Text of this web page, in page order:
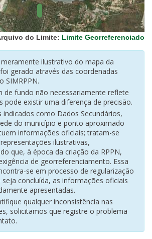
do Limite: Limite Georreferenciado
ilustrativo do mapa da
gerado através das coordenadas
SIMRPPN.
de fundo não necessariamente reflete
pode existir uma diferença de precisão.
indicados como Dados Secundários,
do município e ponto aproximado
informações oficiais; tratam-se
ilustrativas,
que, à época da criação da RPPN,
de georreferenciamento. Essa
se em processo de regularização
concluída, as informações oficiais
apresentadas.
qualquer inconsistência nas
solicitamos que registre o problema